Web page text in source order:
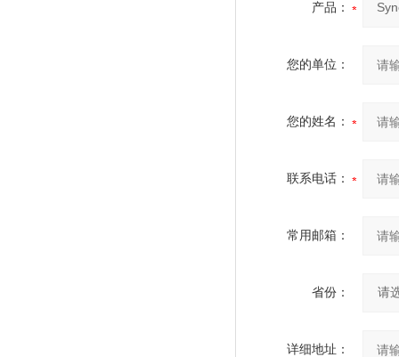
产品：
您的单位：
您的姓名：
联系电话：
常用邮箱：
省份：
详细地址：